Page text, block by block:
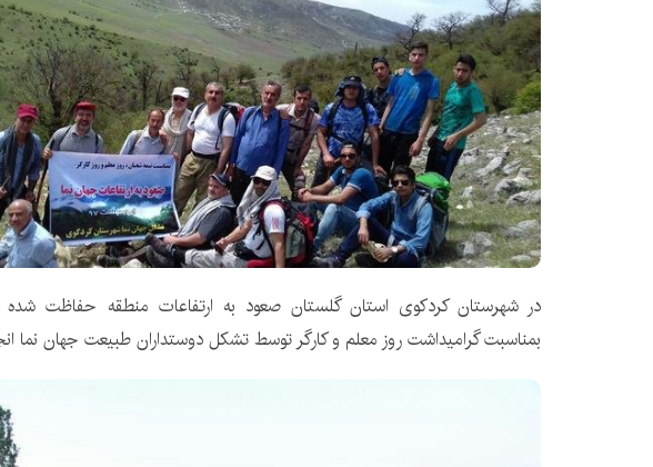
در شهرستان کردکوی استان گلستان صعود به ارتفاعات منطقه حفاظت شده
بمناسبت گرامیداشت روز معلم و کارگر توسط تشکل دوستداران طبیعت جهان نما